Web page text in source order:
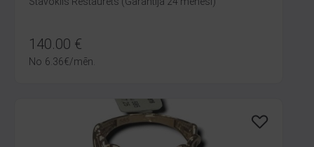
140.00 €
No 6.36€/mēn.